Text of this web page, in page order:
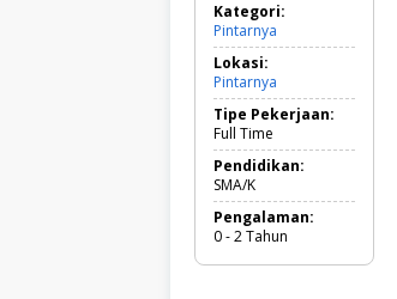
Kategori:
Pintarnya
i
a
r
n
y
Lokasi:
Pintarnya
Tipe Pekerjaan:
Full Time
Pendidikan:
SMA/K
Pengalaman:
0 - 2 Tahun